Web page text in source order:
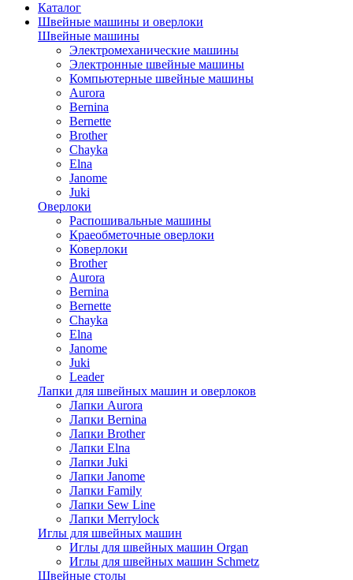
Каталог
Швейные машины и оверлоки
Швейные машины
Электромеханические машины
Электронные швейные машины
Компьютерные швейные машины
Aurora
Bernina
Bernette
Brother
Chayka
Elna
Janome
Juki
Оверлоки
Распошивальные машины
Краеобметочные оверлоки
Коверлоки
Brother
Aurora
Bernina
Bernette
Chayka
Elna
Janome
Juki
Leader
Лапки для швейных машин и оверлоков
Лапки Aurora
Лапки Bernina
Лапки Brother
Лапки Elna
Лапки Juki
Лапки Janome
Лапки Family
Лапки Sew Line
Лапки Merrylock
Иглы для швейных машин
Иглы для швейных машин Organ
Иглы для швейных машин Schmetz
Швейные столы